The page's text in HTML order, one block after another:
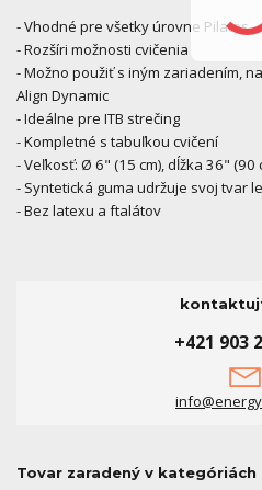
- Vhodné pre všetky úrovne Pilates
- Rozšíri možnosti cvičenia
- Možno použiť s iným zariadením,
Align Dynamic
- Ideálne pre ITB strečing
- Kompletné s tabuľkou cvičení
- Veľkosť: Ø 6" (15 cm), dĺžka 36" (90
- Syntetická guma udržuje svoj tvar
- Bez latexu a ftalátov
+421 903
Tovar zaradený v kategóriách